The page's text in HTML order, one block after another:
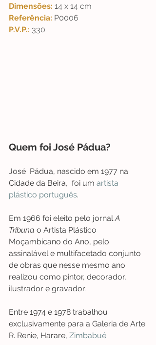
Dimensões: 14 x 14 cm
Referência: P0006
P.V.P.: 330
Quem foi José Pádua?
José  Pádua, nascido em 1977 na
Cidade da Beira,  foi um artista
plástico português.
Em 1966 foi eleito pelo jornal A
Tribuna o Artista Plástico
Moçambicano do Ano, pelo
assinalável e multifacetado conjunto
de obras que nesse mesmo ano
realizou como pintor, decorador,
ilustrador e gravador.
Entre 1974 e 1978 trabalhou
exclusivamente para a Galeria de Arte
R. Renie, Harare, Zimbabué.